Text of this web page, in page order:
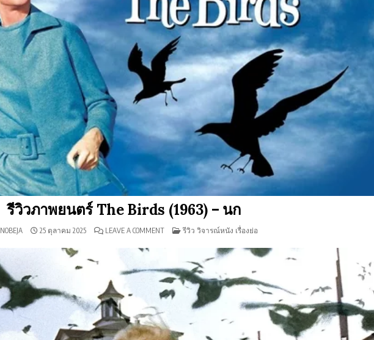
รีวิวภาพยนตร์ The Birds (1963) – นก
NOBEJA 25 ตุลาคม 2025 LEAVE A COMMENTON
(1963)
–
นก
POSTED
รีวิว วิจารณ์หนัง เรื่องย่อ